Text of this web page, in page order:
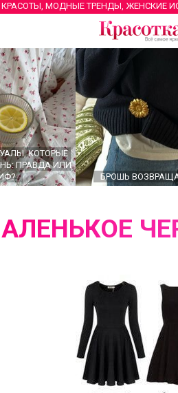
МОДНЫЕ ТРЕНДЫ, ЖЕНСКИЕ
КОТОРЫЕ
ПРАВДА ИЛИ
БРОШЬ